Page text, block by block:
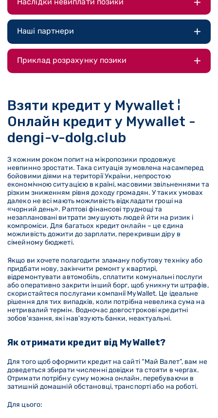
Наші партнери
Приклад розрахунку позики
Взяти кредит у Mywallet ¦
Онлайн кредит у Mywallet -
dengi-v-dolg.club
З кожним роком попит на мікропозики продовжує
невпинно зростати. Така ситуація зумовлена насамперед
бойовими діями на території України, непростою
економічною ситуацією в країні, масовими звільненнями та
різким зниженням рівня доходу громадян. У таких умовах
далеко не всі мають можливість відкладати гроші на
«чорний день». Раптові фінансові труднощі та
незаплановані витрати змушують людей йти на ризик і
компроміси. Для багатьох кредит онлайн – це єдина
можливість дожити до зарплати, перекривши діру в
сімейному бюджеті.
Якщо ви хочете полагодити зламану побутову техніку або
придбати нову, закінчити ремонт у квартирі,
відремонтувати автомобіль, сплатити комунальні послуги
або оперативно закрити інший борг, щоб уникнути штрафів,
скористайтеся послугами компанії MyWallet. Це ідеальне
рішення для тих випадків, коли потрібна невелика сума на
нетривалий термін. Водночас довгострокові кредитні
зобов'язання, які нав'язують банки, неактуальні.
Як отримати кредит від MyWallet?
Для того щоб оформити кредит на сайті “Май Валет”, вам не
доведеться збирати численні довідки та стояти в чергах.
Отримати потрібну суму можна онлайн, перебуваючи в
затишній домашній обстановці, транспорті або на роботі.
Для цього: